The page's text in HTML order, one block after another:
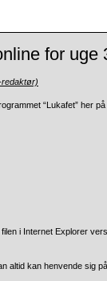
for uge
“Lukafet” her på
i Internet Explorer
altid kan henvende sig